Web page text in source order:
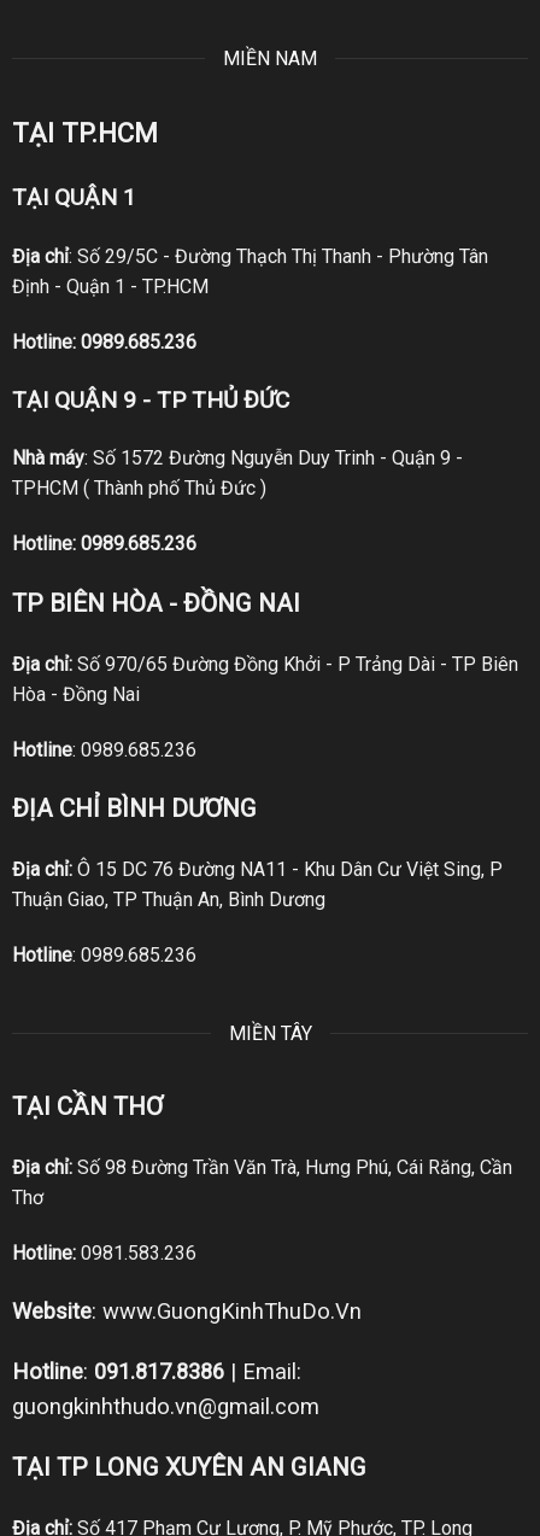
MIỀN NAM
TẠI TP.HCM
TẠI QUẬN 1
Địa chỉ: Số 29/5C - Đường Thạch Thị Thanh - Phường Tân
Định - Quận 1 - TP.HCM
Hotline: 0989.685.236
TẠI QUẬN 9 - TP THỦ ĐỨC
Nhà máy: Số 1572 Đường Nguyễn Duy Trinh - Quận 9 -
TPHCM ( Thành phố Thủ Đức )
Hotline: 0989.685.236
TP BIÊN HÒA - ĐỒNG NAI
Địa chỉ:Số 970/65 Đường Đồng Khởi - P Trảng Dài - TP Biên
Hòa - Đồng Nai
Hotline: 0989.685.236
ĐỊA CHỈ BÌNH DƯƠNG
Địa chỉ:Ô 15 DC 76 Đường NA11 - Khu Dân Cư Việt Sing, P
Thuận Giao, TP Thuận An, Bình Dương
Hotline: 0989.685.236
MIỀN TÂY
TẠI CẦN THƠ
Địa chỉ:Số 98 Đường Trần Văn Trà, Hưng Phú, Cái Răng, Cần
Thơ
Hotline: 0981.583.236
Website: www.GuongKinhThuDo.Vn
Hotline: 091.817.8386| Email:
guongkinhthudo.vn@gmail.com
TẠI TP LONG XUYÊN AN GIANG
Địa chỉ:Số 417 Phạm Cự Lượng, P. Mỹ Phước, TP. Long